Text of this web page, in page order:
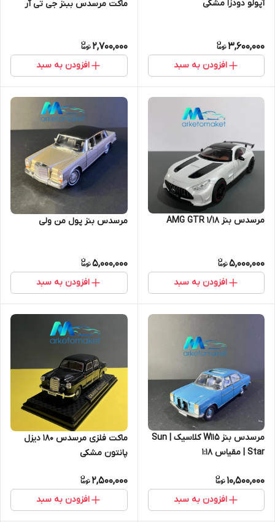
آپولو دودزا مشکی
3,600,000
افزودن به سبد
ماکت مرسدس ببنز جی تی آر
2,700,000
افزودن به سبد
مرسدس بنز AMG GTR ۱/۱۸
5,000,000
افزودن به سبد
مرسدس بنز پول من ولی
5,000,000
افزودن به سبد
مرسدس بنز W115 کلاسیک | Sun
Star | مقیاس ۱:۱۸
10,500,000
افزودن به سبد
ماکت فلزی مرسدس 180 دیزل
پانتون مشکی
2,500,000
افزودن به سبد